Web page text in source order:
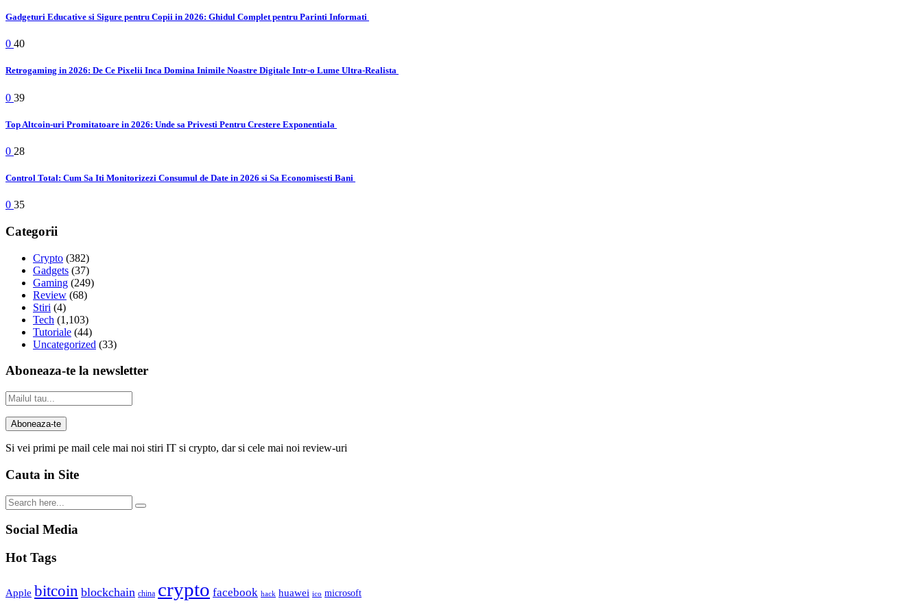
Gadgeturi Educative si Sigure pentru Copii in 2026: Ghidul Complet pentru Parinti Informati
0 40
Retrogaming in 2026: De Ce Pixelii Inca Domina Inimile Noastre Digitale Intr-o Lume Ultra-Realista
0 39
Top Altcoin-uri Promitatoare in 2026: Unde sa Privesti Pentru Crestere Exponentiala
0 28
Control Total: Cum Sa Iti Monitorizezi Consumul de Date in 2026 si Sa Economisesti Bani
0 35
Categorii
Crypto (382)
Gadgets (37)
Gaming (249)
Review (68)
Stiri (4)
Tech (1,103)
Tutoriale (44)
Uncategorized (33)
Aboneaza-te la newsletter
Si vei primi pe mail cele mai noi stiri IT si crypto, dar si cele mai noi review-uri
Cauta in Site
Social Media
Hot Tags
Apple bitcoin blockchain china crypto facebook hack huawei ico microsoft